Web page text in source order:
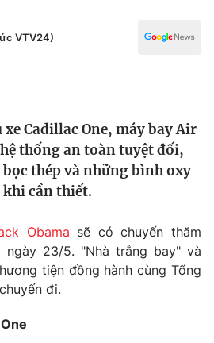
VTV24)
Cadillac One, máy bay Air
thống an toàn tuyệt đối,
thép và những bình oxy
khi cần thiết.
Obama sẽ có chuyến thăm
ngày 23/5. "Nhà trắng bay" và
tiện đồng hành cùng Tổng
đi.